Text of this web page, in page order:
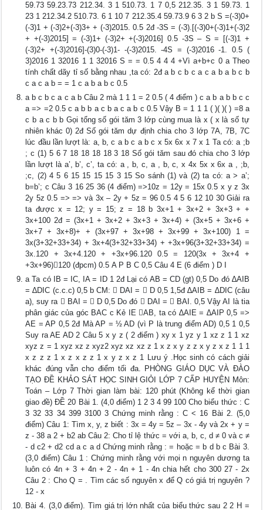
59.73 59.23.73 212.34. 3 1 510.73. 1 7 0,5 212.35. 3 1 59.73. 1
23 1 212.34.2 510.73. 6 1 10 7 212.35.4 59.73.9 6 3 2 b S =(-3)0+
(-3)1 + (-3)2+(-3)3+ + (-3)2015. 0.5 2đ -3S = (-3).[(-3)0+(-3)1+(-3)2
+ +(-3)2015] = (-3)1+ (-3)2+ +(-3)2016] 0.5 -3S – S = [(-3)1 +
(-3)2+ +(-3)2016]-(3)0-(-3)1- -(-3)2015. -4S = (-3)2016 -1. 0.5 (
3)2016 1 32016 1 1 32016 S = = 0.5 4 4 4 +Vì a+b+c 0 a Theo
tính chất dãy tỉ số bằng nhau ,ta có: 2đ a b c b c a c a b a b c b
c a c a b = = 1 c a b a b c 0.5
a b c b c a c a b Câu 2 mà 1 1 1 = 2 0.5 ( 4 điểm ) c a b a b b c c
a => =2 0.5 c a b b a c b a c a b c 0.5 Vậy B = 1 1 1 ( )( )( ) =8 a
c b a c b b Gọi tổng số gói tăm 3 lớp cùng mua là x ( x là số tự
nhiên khác 0) 2đ Số gói tăm dự định chia cho 3 lớp 7A, 7B, 7C
lúc đầu lần lượt là: a, b, c a b c a b c x 5x 6x x 7 x 1 Ta có: a ;b
; c (1) 5 6 7 18 18 18 18 3 18 Số gói tăm sau đó chia cho 3 lớp
lần lượt là a’, b’, c’, ta có: a , b, c, a , b, c, x 4x 5x x 6x a , ;b,
;c, (2) 4 5 6 15 15 15 15 3 15 So sánh (1) và (2) ta có: a > a’;
b=b’; c Câu 3 16 25 36 (4 điểm) =>10z = 12y = 15x 0.5 x y z 3x
2y 5z 0.5 => => và 3x – 2y + 5z = 96 0.5 4 5 6 12 10 30 Giải ra
ta được x = 12; y = 15; z = 18 b 3x+1 + 3x+2 + 3x+3 + +
3x+100 2đ = (3x+1 + 3x+2 + 3x+3 + 3x+4) + (3x+5 + 3x+6 +
3x+7 + 3x+8)+ + (3x+97 + 3x+98 + 3x+99 + 3x+100) 1 =
3x(3+32+33+34) + 3x+4(3+32+33+34) + +3x+96(3+32+33+34) =
3x.120 + 3x+4.120 + +3x+96.120 0.5 = 120(3x + 3x+4 +
+3x+96)120 (đpcm) 0.5 A P B C 0,5 Câu 4 E (6 điểm ) D I
a Ta có IB = IC, IA = ID 1 2đ Lại có AB = CD (gt) 0,5 Do đó ∆AIB
= ∆DIC (c.c.c) 0,5 b CM:  DAI =  D 0,5 1,5đ ∆AIB = ∆DIC (câu
a), suy ra  BAI =  D 0,5 Do đó  DAI =  BAI. 0,5 Vậy AI là tia
phân giác của góc BAC c Kẻ IE AB, ta có ∆AIE = ∆AIP 0,5 =>
AE = AP 0,5 2đ Mà AP = ½ AD (vì P là trung điểm AD) 0,5 1 0,5
Suy ra AE AD 2 Câu 5 x y z ( 2 điểm ) xy x 1 yz y 1 xz z 1 1 xz
xyz z = 1 xyz xz z xyz2 xyz xz xz z 1 x z x y z z x y z x z 1 1 1
x z z z 1 x z x z z 1 x y z x z 1 Lưu ý .Học sinh có cách giải
khác đúng vẫn cho điểm tối đa. PHÒNG GIÁO DỤC VÀ ĐÀO
TẠO ĐỀ KHẢO SÁT HỌC SINH GIỎI LỚP 7 CẤP HUYỆN Môn:
Toán – Lớp 7 Thời gian làm bài: 120 phút (Không kể thời gian
giao đề) ĐỀ 20 Bài 1. (4,0 điểm) 1 2 3 4 99 100 Cho biểu thức : C
3 32 33 34 399 3100 3 Chứng minh rằng : C < 16 Bài 2. (5,0
điểm) Câu 1: Tìm x, y, z biết : 3x = 4y = 5z – 3x - 4y và 2x + y =
z - 38 a 2 + b2 ab Câu 2: Cho tỉ lệ thức = với a, b, c, d ≠ 0 và c ≠
- d c2 + d2 cd a c a d Chứng minh rằng : = hoặc = b d b c Bài 3.
(3,0 điểm) Câu 1 : Chứng minh rằng với mọi n nguyên dương ta
luôn có 4n + 3 + 4n + 2 - 4n + 1 - 4n chia hết cho 300 27 - 2x
Câu 2 : Cho Q = . Tìm các số nguyên x để Q có giá trị nguyên ?
12 - x
Bài 4. (3,0 điểm). Tìm giá trị lớn nhất của biểu thức sau 2 2 H =